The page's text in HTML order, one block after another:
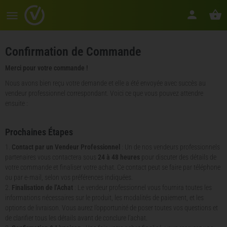
Confirmation de Commande
Merci pour votre commande !
Nous avons bien reçu votre demande et elle a été envoyée avec succès au
vendeur professionnel correspondant. Voici ce que vous pouvez attendre
ensuite :
Prochaines Étapes
Contact par un Vendeur Professionnel
: Un de nos vendeurs professionnels
partenaires vous contactera sous 24 à 48 heures pour discuter des détails de
votre commande et finaliser votre achat. Ce contact peut se faire par téléphone
ou par e-mail, selon vos préférences indiquées.
Finalisation de l’Achat : Le vendeur professionnel vous fournira toutes les
informations nécessaires sur le produit, les modalités de paiement, et les
options de livraison. Vous aurez l’opportunité de poser toutes vos questions et
de clarifier tous les détails avant de conclure l’achat.